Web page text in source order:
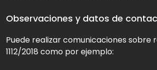
Observaciones y datos de
Puede realizar comunicaciones sobre
1112/2018 como por ejemplo: